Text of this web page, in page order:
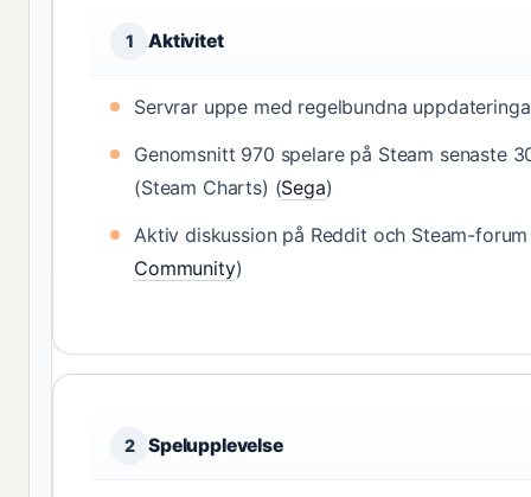
1 Aktivitet
Servrar uppe med regelbundna
Genomsnitt 970 spelare på Steam senaste
(Steam Charts) (Sega)
Aktiv diskussion på Reddit och Steam-
Community)
2 Spelupplevelse